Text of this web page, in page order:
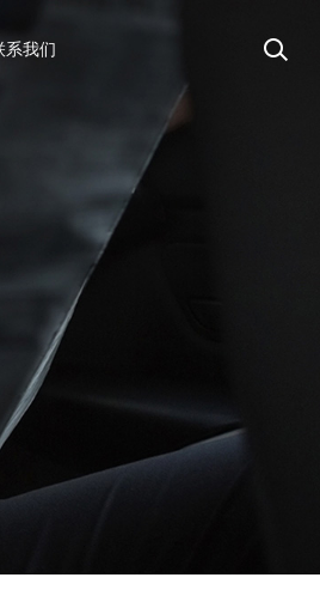
智能电子学生证
系我们